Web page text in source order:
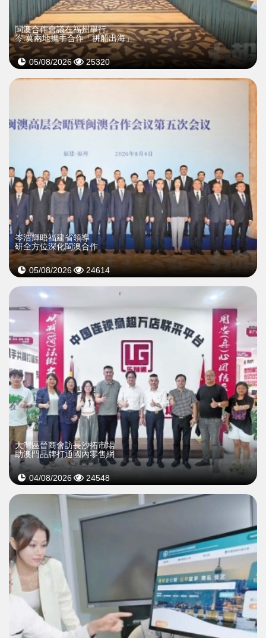
閩澳合作會議在福州舉行
岑:冀兩地攜手合作「拼船出海」
05/08/2026 25320
岑浩輝晤福建省領導
研全方位深化閩澳合作
05/08/2026 24614
大灣區晉商會訪長沙拓市場
助澳門品牌打通國內零售網
04/08/2026 24548